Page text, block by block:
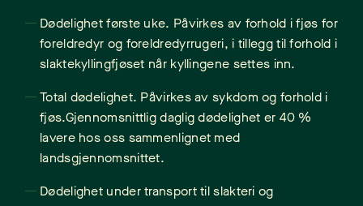
Dødelighet første uke. Påvirkes av forhold i fjøs for
foreldredyr og foreldredyrrugeri, i tillegg til forhold i
slaktekyllingfjøset når kyllingene settes inn.
Total dødelighet. Påvirkes av sykdom og forhold i
fjøs.Gjennomsnittlig daglig dødelighet er 40 %
lavere hos oss sammenlignet med
landsgjennomsnittet.
Dødelighet under transport til slakteri og